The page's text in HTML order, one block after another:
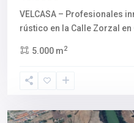
VELCASA – Profesionales
rústico en la Calle Zorzal en
5.000 m2